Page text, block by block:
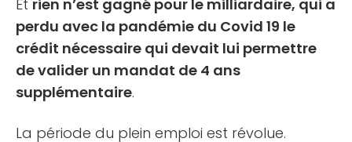
Et rien n’est gagné pour le milliardaire, qui a
perdu avec la pandémie du Covid 19 le
crédit nécessaire qui devait lui permettre
de valider un mandat de 4 ans
supplémentaire.
La période du plein emploi est révolue.